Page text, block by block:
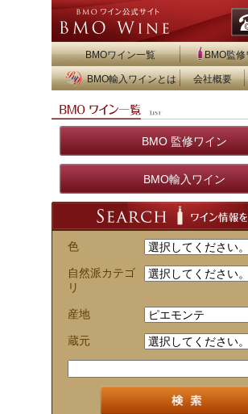
BMOワイン一覧 BMO監修
BMO輸入ワインとは 会社概要
BMO 監修ワイン
BMO輸入ワイン
色
自然派カテゴ
リ
産地
蔵元